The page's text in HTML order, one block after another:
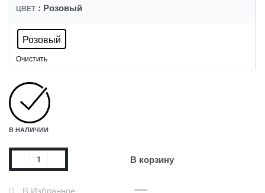
ЦВЕТ : Розовый
Розовый
Очистить
В НАЛИЧИИ
В корзину
В Избранное